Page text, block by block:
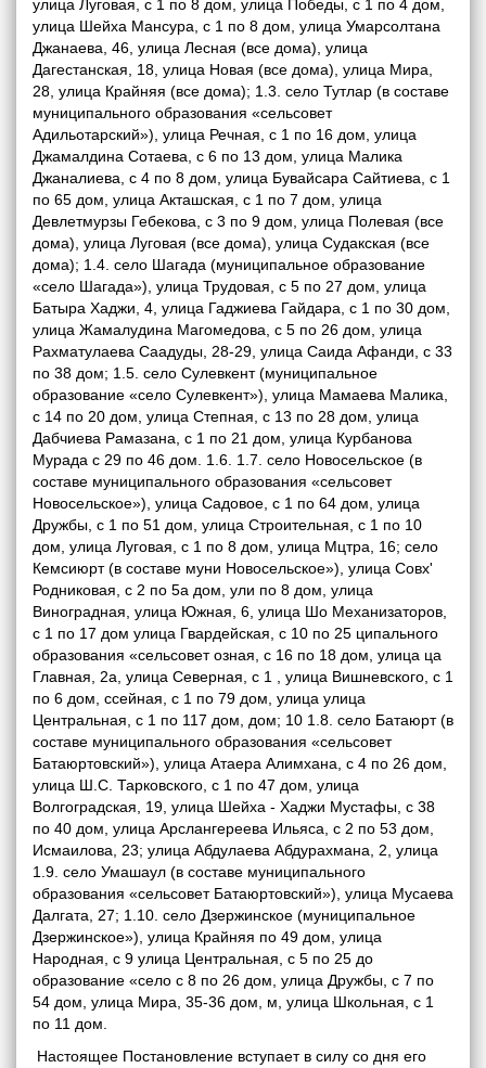
улица Луговая, с 1 по 8 дом, улица Победы, с 1 по 4 дом,
улица Шейха Мансура, с 1 по 8 дом, улица Умарсолтана
Джанаева, 46, улица Лесная (все дома), улица
Дагестанская, 18, улица Новая (все дома), улица Мира,
28, улица Крайняя (все дома); 1.3. село Тутлар (в составе
муниципального образования «сельсовет
Адильотарский»), улица Речная, с 1 по 16 дом, улица
Джамалдина Сотаева, с 6 по 13 дом, улица Малика
Джаналиева, с 4 по 8 дом, улица Бувайсара Сайтиева, с 1
по 65 дом, улица Акташская, с 1 по 7 дом, улица
Девлетмурзы Гебекова, с 3 по 9 дом, улица Полевая (все
дома), улица Луговая (все дома), улица Судакская (все
дома); 1.4. село Шагада (муниципальное образование
«село Шагада»), улица Трудовая, с 5 по 27 дом, улица
Батыра Хаджи, 4, улица Гаджиева Гайдара, с 1 по 30 дом,
улица Жамалудина Магомедова, с 5 по 26 дом, улица
Рахматулаева Саадуды, 28-29, улица Саида Афанди, с 33
по 38 дом; 1.5. село Сулевкент (муниципальное
образование «село Сулевкент»), улица Мамаева Малика,
с 14 по 20 дом, улица Степная, с 13 по 28 дом, улица
Дабчиева Рамазана, с 1 по 21 дом, улица Курбанова
Мурада с 29 по 46 дом. 1.6. 1.7. село Новосельское (в
составе муниципального образования «сельсовет
Новосельское»), улица Садовое, с 1 по 64 дом, улица
Дружбы, с 1 по 51 дом, улица Строительная, с 1 по 10
дом, улица Луговая, с 1 по 8 дом, улица Мцтра, 16; село
Кемсиюрт (в составе муни Новосельское»), улица Совх'
Родниковая, с 2 по 5а дом, ули по 8 дом, улица
Виноградная, улица Южная, 6, улица Шо Механизаторов,
с 1 по 17 дом улица Гвардейская, с 10 по 25 ципального
образования «сельсовет озная, с 16 по 18 дом, улица ца
Главная, 2а, улица Северная, с 1 , улица Вишневского, с 1
по 6 дом, ссейная, с 1 по 79 дом, улица улица
Центральная, с 1 по 117 дом, дом; 10 1.8. село Батаюрт (в
составе муниципального образования «сельсовет
Батаюртовский»), улица Атаера Алимхана, с 4 по 26 дом,
улица Ш.С. Тарковского, с 1 по 47 дом, улица
Волгоградская, 19, улица Шейха - Хаджи Мустафы, с 38
по 40 дом, улица Арслангереева Ильяса, с 2 по 53 дом,
Исмаилова, 23; улица Абдулаева Абдурахмана, 2, улица
1.9. село Умашаул (в составе муниципального
образования «сельсовет Батаюртовский»), улица Мусаева
Далгата, 27; 1.10. село Дзержинское (муниципальное
Дзержинское»), улица Крайняя по 49 дом, улица
Народная, с 9 улица Центральная, с 5 по 25 до
образование «село с 8 по 26 дом, улица Дружбы, с 7 по
54 дом, улица Мира, 35-36 дом, м, улица Школьная, с 1
по 11 дом.
Настоящее Постановление вступает в силу со дня его